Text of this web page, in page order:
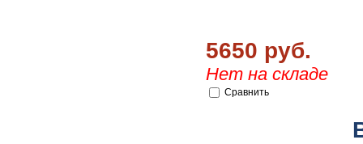
5650 руб.
Нет на складе
Сравнить